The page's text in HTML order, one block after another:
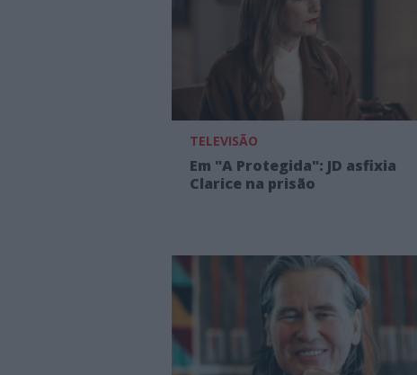
TELEVISÃO
Em "A Protegida": JD asfixia
Clarice na prisão